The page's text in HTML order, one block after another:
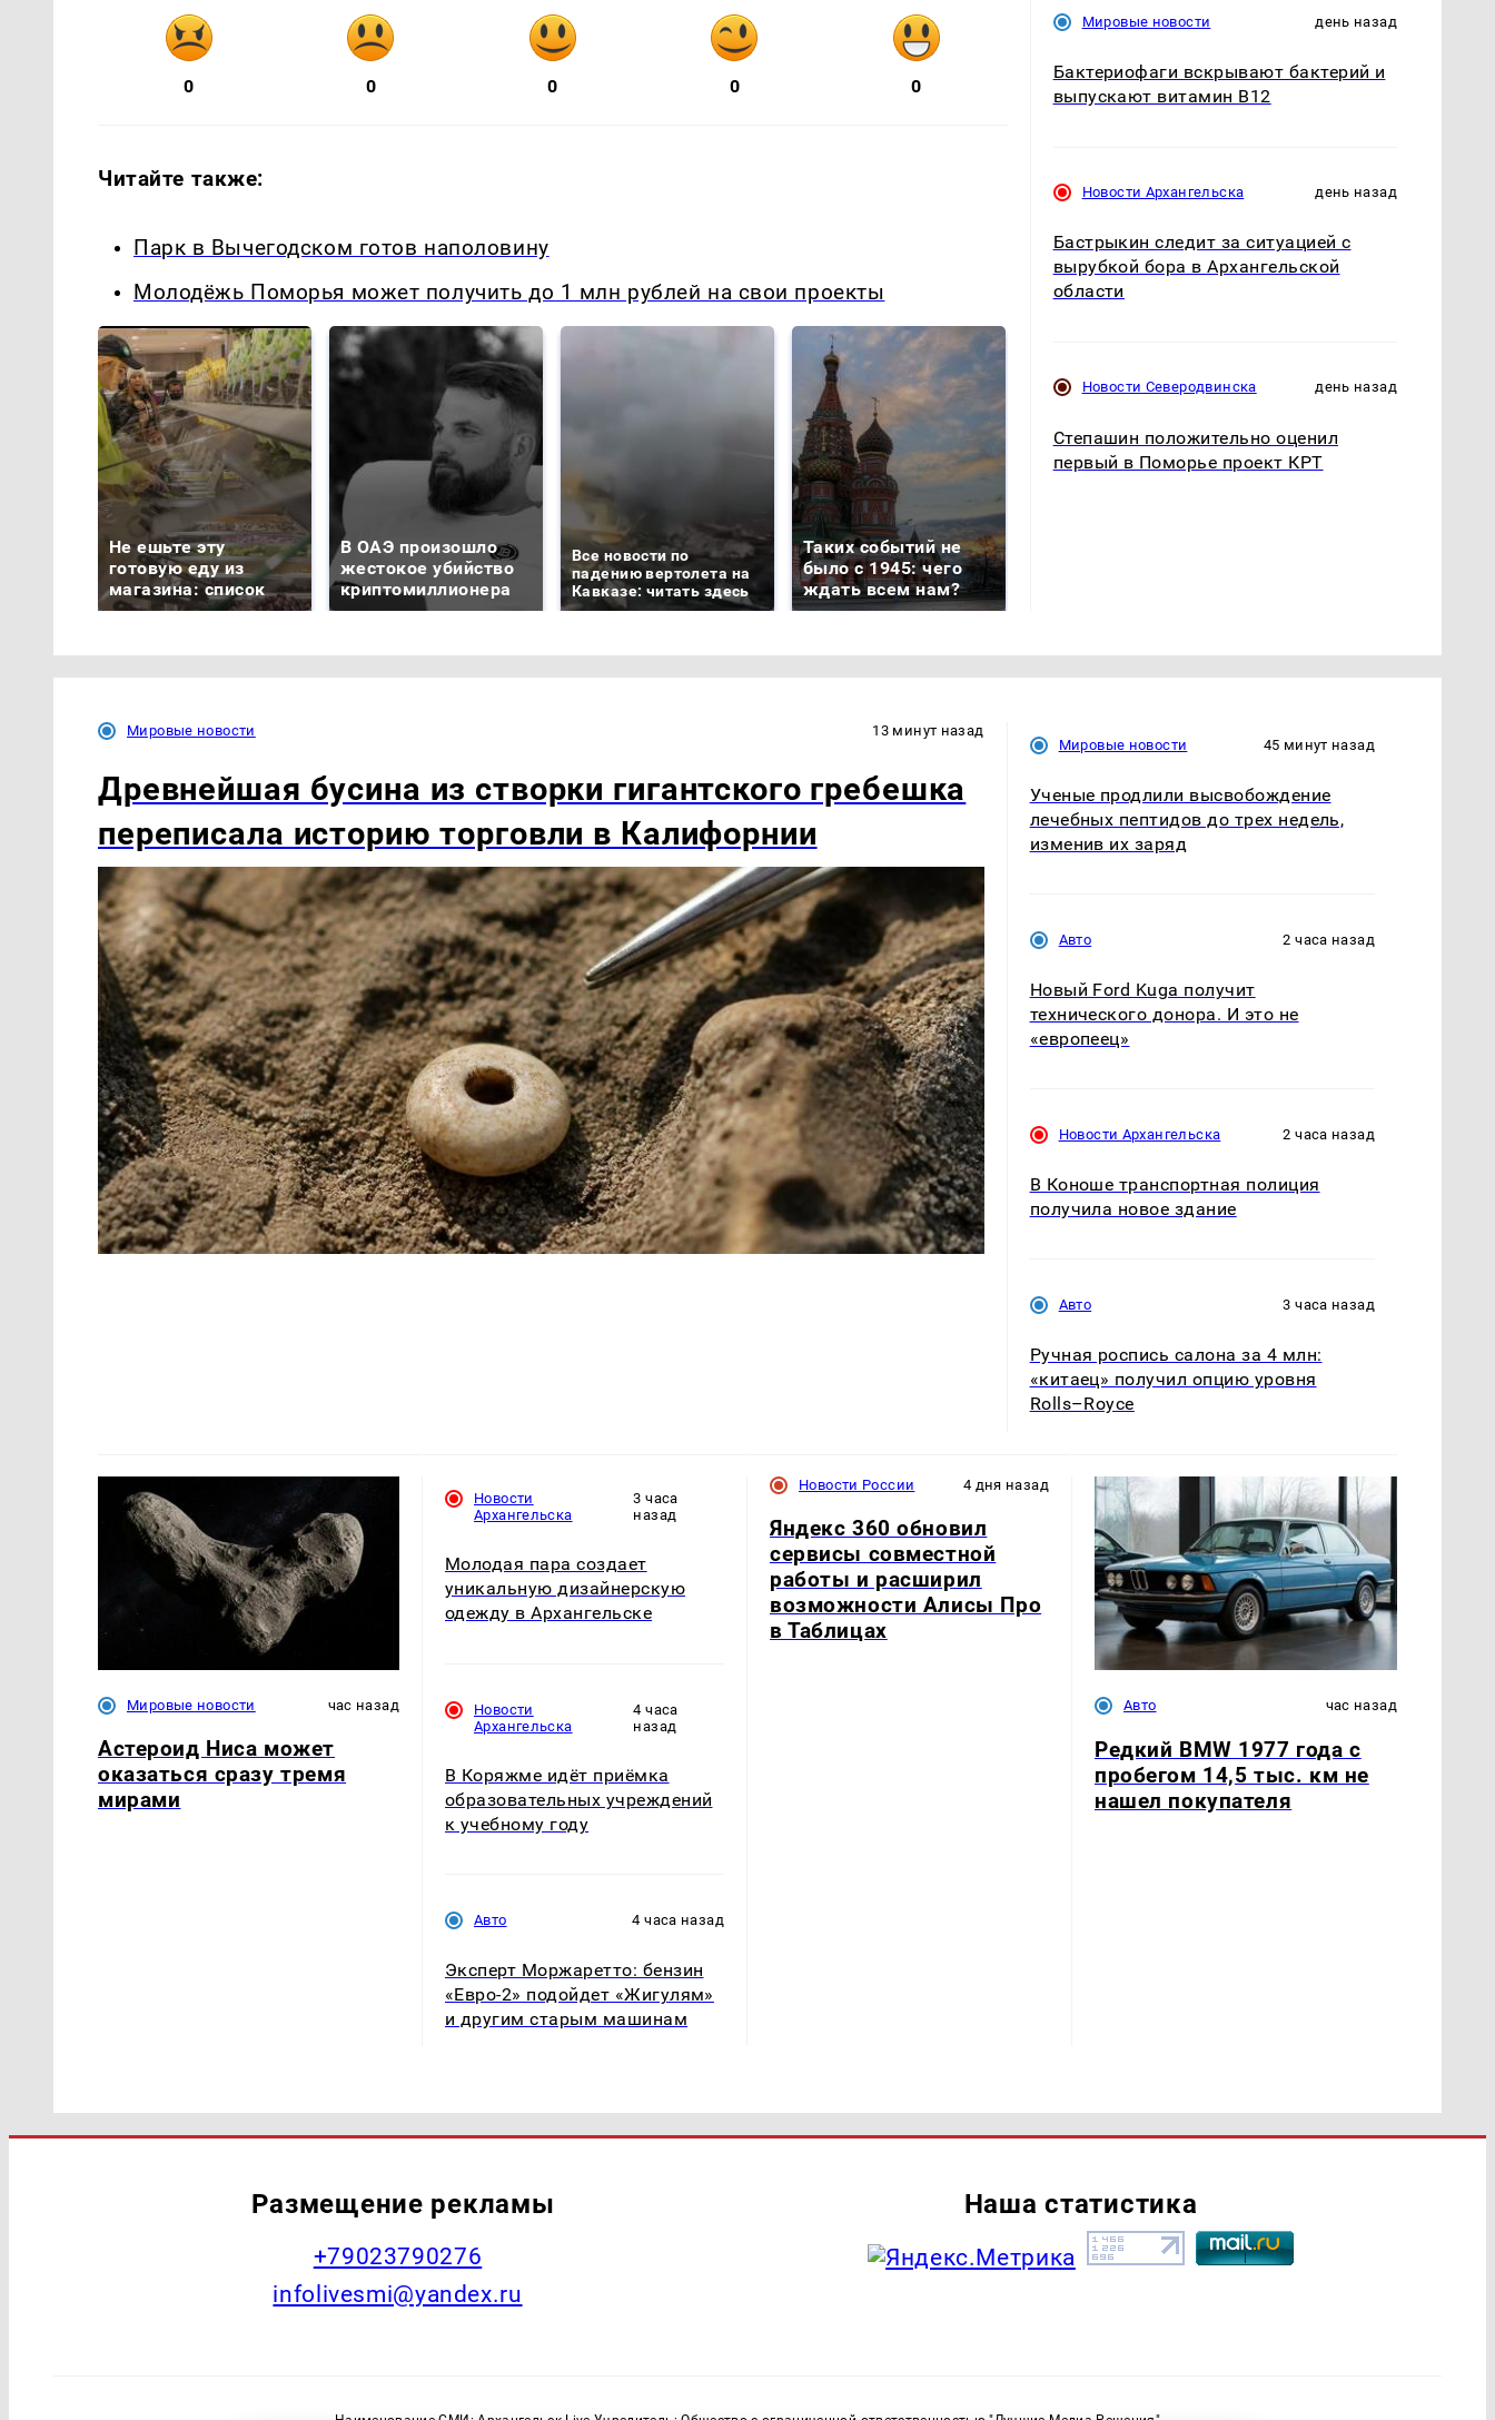
0 0 0 0 0
Читайте также:
Парк в Вычегодском готов наполовину
Молодёжь Поморья может получить до 1 млн рублей на свои проекты
Не ешьте эту
готовую еду из
магазина: список
В ОАЭ произошло
жестокое убийство
криптомиллионера
Все новости по
падению вертолета на
Кавказе: читать здесь
Таких событий не
было с 1945: чего
ждать всем нам?
Мировые новости день назад
Бактериофаги вскрывают бактерий и
выпускают витамин B12
Новости Архангельска день назад
Бастрыкин следит за ситуацией с
вырубкой бора в Архангельской
области
Новости Северодвинска день назад
Степашин положительно оценил
первый в Поморье проект КРТ
Мировые новости 13 минут назад
Древнейшая бусина из створки гигантского гребешка
переписала историю торговли в Калифорнии
Мировые новости 45 минут назад
Ученые продлили высвобождение
лечебных пептидов до трех недель,
изменив их заряд
Авто 2 часа назад
Новый Ford Kuga получит
технического донора. И это не
«европеец»
Новости Архангельска 2 часа назад
В Коноше транспортная полиция
получила новое здание
Авто 3 часа назад
Ручная роспись салона за 4 млн:
«китаец» получил опцию уровня
Rolls–Royce
Мировые новости час назад
Астероид Ниса может
оказаться сразу тремя
мирами
Новости
Архангельска
3 часа
назад
Молодая пара создает
уникальную дизайнерскую
одежду в Архангельске
Новости
Архангельска
4 часа
назад
В Коряжме идёт приёмка
образовательных учреждений
к учебному году
Авто 4 часа назад
Эксперт Моржаретто: бензин
«Евро-2» подойдет «Жигулям»
и другим старым машинам
Новости России 4 дня назад
Яндекс 360 обновил
сервисы совместной
работы и расширил
возможности Алисы Про
в Таблицах
Авто час назад
Редкий BMW 1977 года с
пробегом 14,5 тыс. км не
нашел покупателя
Размещение рекламы
+79023790276
infolivesmi@yandex.ru
Наша статистика